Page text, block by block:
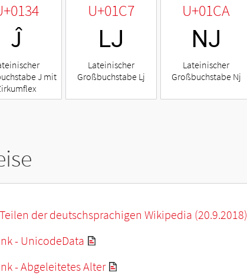
Ĵ
J mit
U+01C7
Ǉ
Lateinischer
Großbuchstabe Lj
U+01CA
Ǌ
Lateinischer
Großbuchstabe Nj
der deutschsprachigen Wikipedia (20.9.2018)
- UnicodeData
- Abgeleitetes Alter